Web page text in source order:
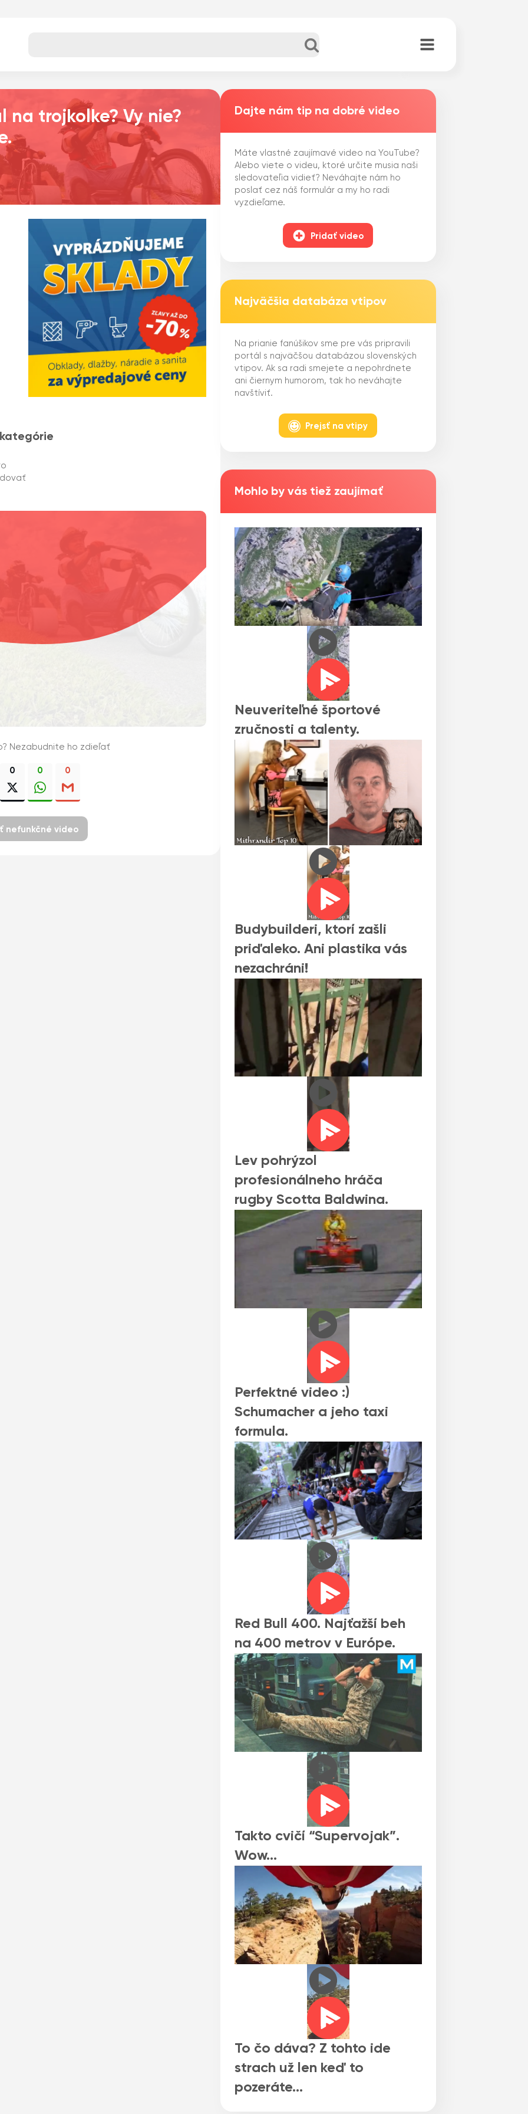
na trojkolke? Vy nie?
Nezabudnite ho zdieľať
0 0 0
nefunkčné video
Dajte nám tip na dobré video
Máte vlastné zaujímavé video na YouTube?
Alebo viete o videu, ktoré určite musia naši
sledovateľia vidieť? Neváhajte nám ho
poslať cez náš formulár a my ho radi
vyzdieľame.
Pridať video
Najväčšia databáza vtipov
Na prianie fanúšikov sme pre vás pripravili
portál s najväčšou databázou slovenských
vtipov. Ak sa radi smejete a nepohrdnete
ani čiernym humorom, tak ho neváhajte
navštíviť.
Prejsť na vtipy
Mohlo by vás tiež zaujímať
Neuveriteľné športové
zručnosti a talenty.
Budybuilderi, ktorí zašli
priďaleko. Ani plastika vás
nezachráni!
Lev pohrýzol
profesionálneho hráča
rugby Scotta Baldwina.
Perfektné video :)
Schumacher a jeho taxi
formula.
Red Bull 400. Najťažší beh
na 400 metrov v Európe.
Takto cvičí “Supervojak”.
Wow…
To čo dáva? Z tohto ide
strach už len keď to
pozeráte…